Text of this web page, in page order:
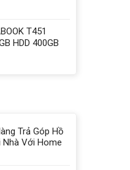
T451
HDD 400GB
Trả Góp Hồ
Nhà Với Home